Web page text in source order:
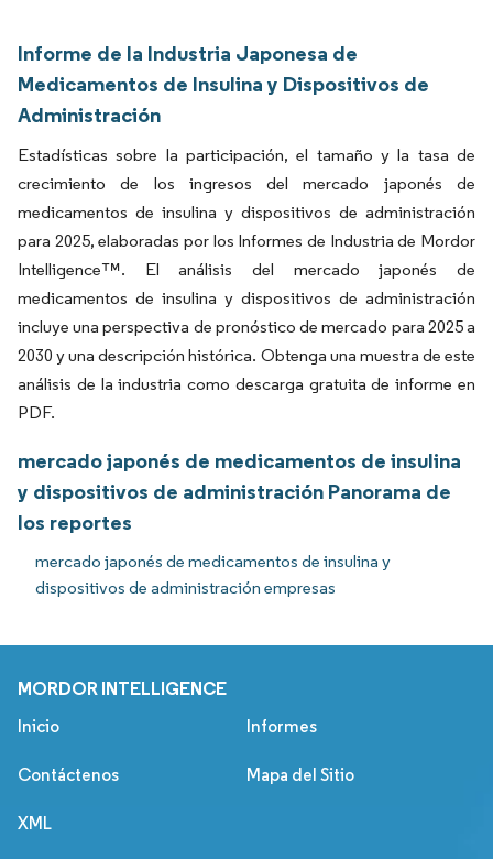
Informe de la Industria Japonesa de
Medicamentos de Insulina y Dispositivos de
Administración
Estadísticas sobre la participación, el tamaño y la tasa de
crecimiento de los ingresos del mercado japonés de
medicamentos de insulina y dispositivos de administración
para 2025, elaboradas por los Informes de Industria de Mordor
Intelligence™. El análisis del mercado japonés de
medicamentos de insulina y dispositivos de administración
incluye una perspectiva de pronóstico de mercado para 2025 a
2030 y una descripción histórica. Obtenga una muestra de este
análisis de la industria como descarga gratuita de informe en
PDF.
mercado japonés de medicamentos de insulina
y dispositivos de administración Panorama de
los reportes
mercado japonés de medicamentos de insulina y
dispositivos de administración empresas
MORDOR INTELLIGENCE
Inicio Informes
Contáctenos Mapa del Sitio
XML